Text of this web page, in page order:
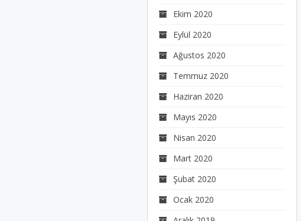
Ekim 2020
Eylül 2020
Ağustos 2020
Temmuz 2020
Haziran 2020
Mayıs 2020
Nisan 2020
Mart 2020
Şubat 2020
Ocak 2020